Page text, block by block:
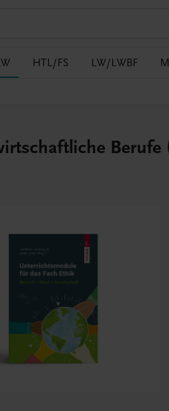
HTL/FS LW/LWBF
Berufe